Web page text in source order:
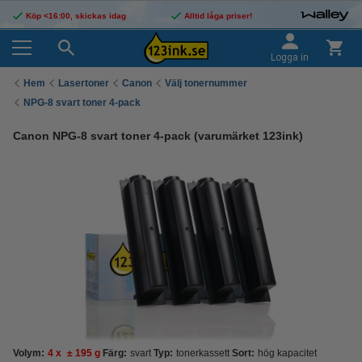
Köp <16:00, skickas idag Alltid låga priser!
Logga in
Hem Lasertoner Canon
Välj tonernummer
NPG-8 svart toner 4-pack
Canon NPG-8 svart toner 4-pack (varumärket 123ink)
Volym: 4 x ± 195 g Färg: svart Typ: tonerkassett Sort: hög kapacitet